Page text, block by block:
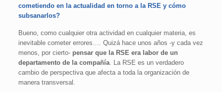
cometiendo en la actualidad en torno a la RSE y cómo
subsanarlos?
Bueno, como cualquier otra actividad en cualquier materia, es
inevitable cometer errores…. Quizá hace unos años -y cada vez
menos, por cierto- pensar que la RSE era labor de un
departamento de la compañía . La RSE es un verdadero
cambio de perspectiva que afecta a toda la organización de
manera transversal.